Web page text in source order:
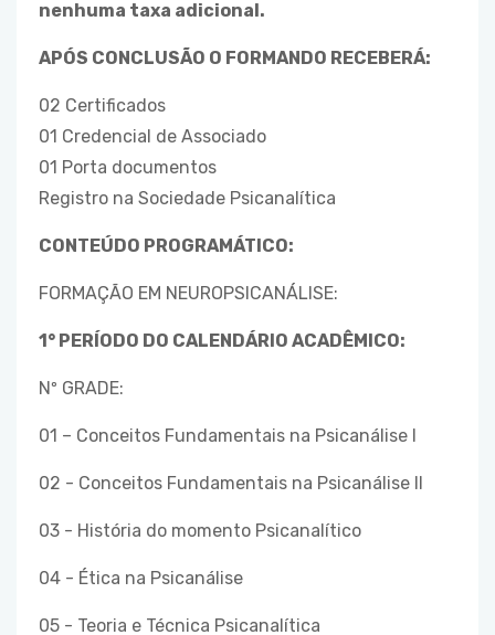
nenhuma taxa adicional.
APÓS CONCLUSÃO O FORMANDO RECEBERÁ:
02 Certificados
01 Credencial de Associado
01 Porta documentos
Registro na Sociedade Psicanalítica
CONTEÚDO PROGRAMÁTICO:
FORMAÇÃO EM NEUROPSICANÁLISE:
1° PERÍODO DO CALENDÁRIO ACADÊMICO:
Nº GRADE:
01 – Conceitos Fundamentais na Psicanálise I
02 - Conceitos Fundamentais na Psicanálise II
03 - História do momento Psicanalítico
04 - Ética na Psicanálise
05 - Teoria e Técnica Psicanalítica